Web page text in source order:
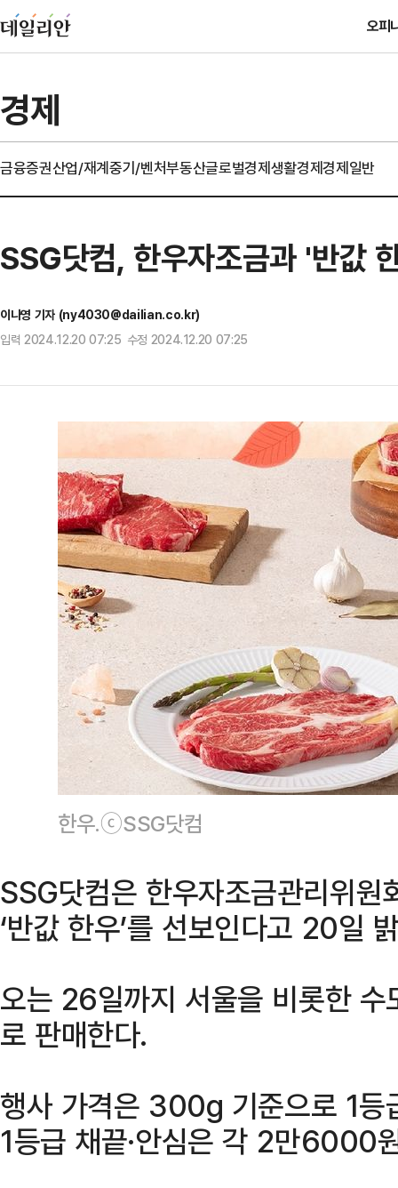
오피
경제
금융증권산업/재계중기/벤처부동산글로벌경제생활경제경제일반
SSG닷컴, 한우자조금과 '반값
이나영 기자 (ny4030@dailian.co.kr)
입력 2024.12.20 07:25 수정 2024.12.20 07:25
한우.ⓒSSG닷컴
SSG닷컴은 한우자조금관리위
‘반값 한우’를 선보인다고 20일
오는 26일까지 서울을 비롯한 수
로 판매한다.
행사 가격은 300g 기준으로 1
1등급 채끝·안심은 각 2만6000